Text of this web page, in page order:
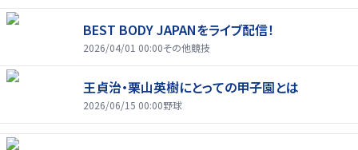
BEST BODY JAPANをライブ配信！
2026/04/01 00:00その他競技
王貞治・栗山英樹にとっての甲子園とは
2026/06/15 00:00野球